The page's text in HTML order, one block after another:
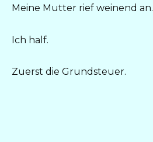
Meine Mutter rief weinend an.
Ich half.
Zuerst die Grundsteuer.